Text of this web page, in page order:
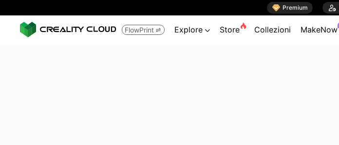
 Premium 
FlowPrint  Explore  Store Collezioni MakeNow